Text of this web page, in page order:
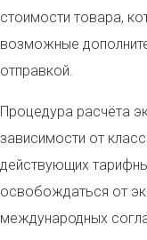
стоимости товара,
возможные
отправкой.
Процедура расчёта
зависимости от
действующих
освобождаться от
международных